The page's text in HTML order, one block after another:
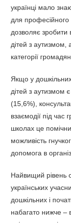
українці мало
для
дозволяє
дітей з аутизмом,
категорії
Якщо у
дітей з аутизмом
(15,6%),
взаємодії під час
школах це
можливість
допомога в
Найвищий рівень
українських
дошкільних і
набагато нижче –